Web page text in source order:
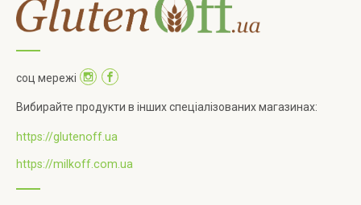
соц мережі
Вибирайте продукти в інших спеціалізованих магазинах:
https://glutenoff.ua
https://milkoff.com.ua